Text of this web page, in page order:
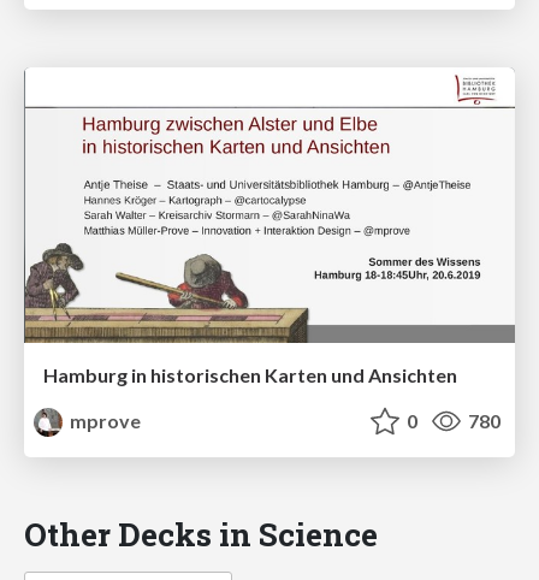
Hamburg in historischen Karten und Ansichten
mprove
0 780
Other Decks in Science